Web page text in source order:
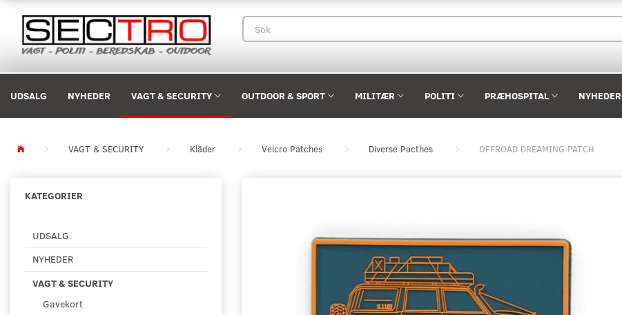
UDSALG NYHEDER VAGT & SECURITY OUTDOOR & SPORT MILITÆR POLITI PRÆHOSPITAL NYHEDER
VAGT & SECURITY Kläder Velcro Patches Diverse Pacthes OFFROAD DREAMING PATCH
KATEGORIER
UDSALG
NYHEDER
VAGT & SECURITY
Gavekort